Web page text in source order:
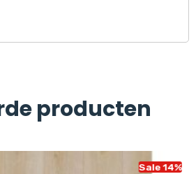
producten
Sale 14%